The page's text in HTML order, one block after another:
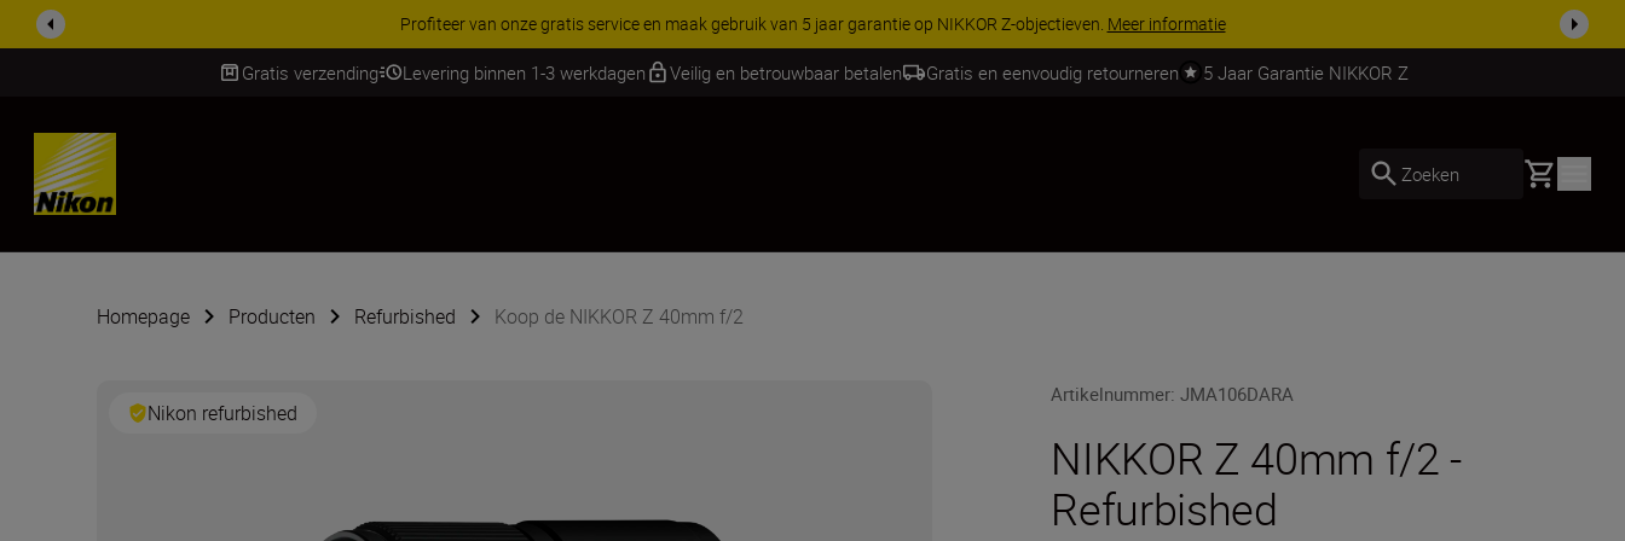
KORTING OP ACCESSOIRES | Bespaar 15% op geselecteerde accessoires, maak je kit vandaag nog compleet
Gratis verzending Levering binnen 1-3 werkdagen Veilig en betrouwbaar betalen Gratis en eenvoudig retourneren 5 Jaar Garantie NIKKOR Z
Skip
Zoeken Basket
Homepage Producten Refurbished Koop de NIKKOR Z 40mm f/2
Nikon refurbished
Artikelnummer:JMA106DARA
NIKKOR Z 40mm f/2 -
Refurbished